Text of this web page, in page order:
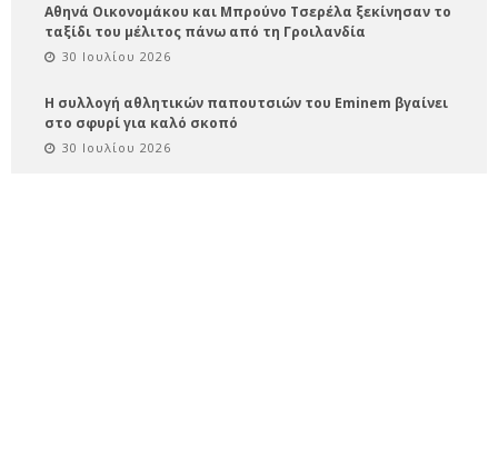
Αθηνά Οικονομάκου και Μπρούνο Τσερέλα ξεκίνησαν το
ταξίδι του μέλιτος πάνω από τη Γροιλανδία
30 Ιουλίου 2026
Η συλλογή αθλητικών παπουτσιών του Eminem βγαίνει
στο σφυρί για καλό σκοπό
30 Ιουλίου 2026